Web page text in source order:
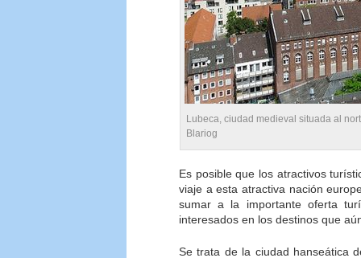
Lubeca, ciudad medieval situada al
Blariog
Es posible que los atractivos
viaje a esta atractiva nación
sumar a la importante oferta
interesados en los destinos que
Se trata de la ciudad hanseática